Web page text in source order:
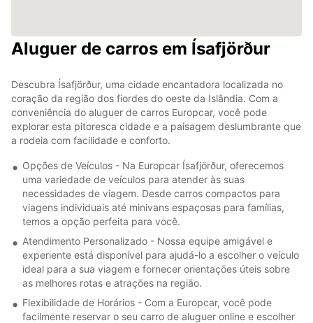
Aluguer de carros em Ísafjörður
Descubra Ísafjörður, uma cidade encantadora localizada no
coração da região dos fiordes do oeste da Islândia. Com a
conveniência do aluguer de carros Europcar, você pode
explorar esta pitoresca cidade e a paisagem deslumbrante que
a rodeia com facilidade e conforto.
Opções de Veículos - Na Europcar Ísafjörður, oferecemos
uma variedade de veículos para atender às suas
necessidades de viagem. Desde carros compactos para
viagens individuais até minivans espaçosas para famílias,
temos a opção perfeita para você.
Atendimento Personalizado - Nossa equipe amigável e
experiente está disponível para ajudá-lo a escolher o veículo
ideal para a sua viagem e fornecer orientações úteis sobre
as melhores rotas e atrações na região.
Flexibilidade de Horários - Com a Europcar, você pode
facilmente reservar o seu carro de aluguer online e escolher